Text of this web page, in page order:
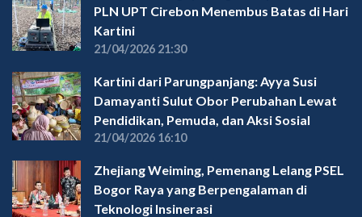
PLN UPT Cirebon Menembus Batas di Hari
Kartini
21/04/2026 21:30
Kartini dari Parungpanjang: Ayya Susi
Damayanti Sulut Obor Perubahan Lewat
Pendidikan, Pemuda, dan Aksi Sosial
21/04/2026 16:10
Zhejiang Weiming, Pemenang Lelang PSEL
Bogor Raya yang Berpengalaman di
Teknologi Insinerasi